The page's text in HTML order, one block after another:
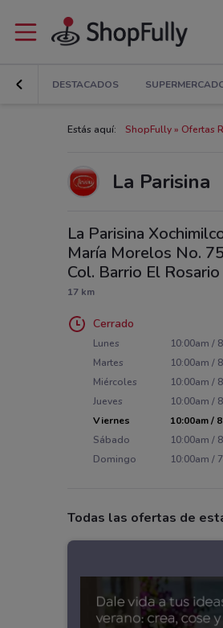
DESTACADOS
Estás aquí: ShopFully Ofertas
La Parisina
La Parisina Xochimilco
María Morelos No. 75
Col. Barrio El Rosario
17 km
Cerrado
Lunes
10:00am /
Martes
10:00am /
Miércoles
10:00am /
Jueves
10:00am /
Viernes
10:00am /
Sábado
10:00am /
Domingo
10:00am /
Todas las ofertas de